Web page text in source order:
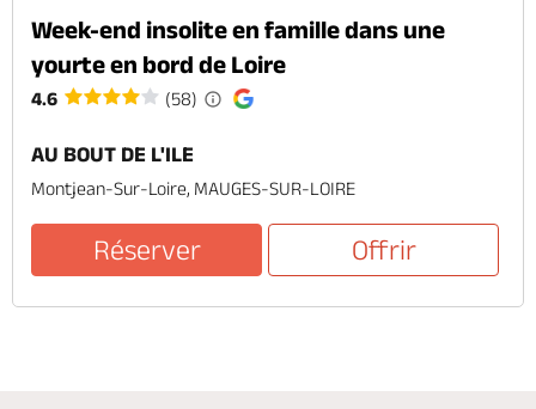
Week-end insolite en famille dans une
yourte en bord de Loire
4.6 (58)
AU BOUT DE L'ILE
Montjean-Sur-Loire, MAUGES-SUR-LOIRE
Réserver Offrir